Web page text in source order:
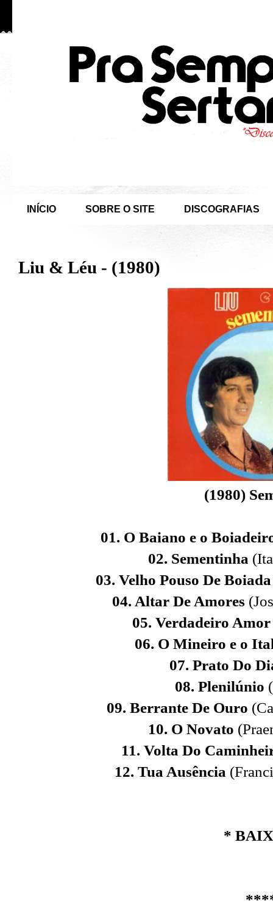
INÍCIO SOBRE O SITE DISCOGRAFIAS
Liu & Léu - (1980)
(1980)
01. O Baiano e o
02. Sementinha
03. Velho Pouso De Boiada
04. Altar De Amores
05. Verdadeiro Amor
06. O Mineiro e o
07. Prato Do
08. Plenilúnio
09. Berrante De Ouro
10. O Novato
11. Volta Do
12. Tua Ausência
*